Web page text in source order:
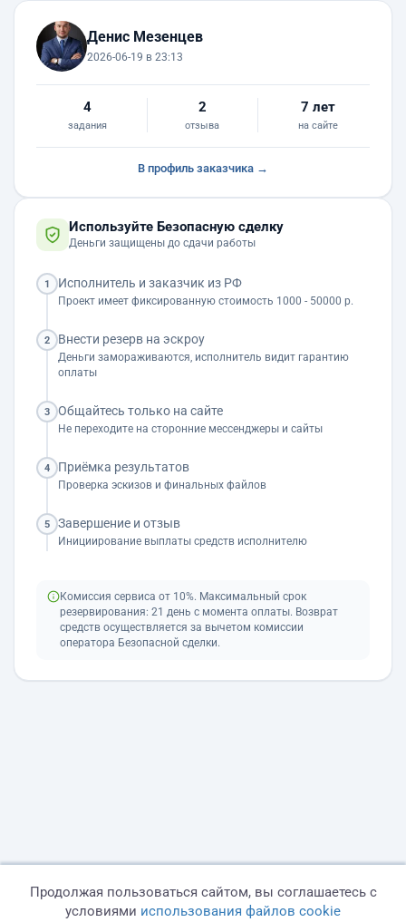
Денис Мезенцев
2026-06-19 в 23:13
4
задания
2
отзыва
7 лет
на сайте
В профиль заказчика →
Используйте Безопасную сделку
Деньги защищены до сдачи работы
1 Исполнитель и заказчик из РФ
Проект имеет фиксированную стоимость 1000 - 50000 р.
2 Внести резерв на эскроу
Деньги замораживаются, исполнитель видит гарантию
оплаты
3 Общайтесь только на сайте
Не переходите на сторонние мессенджеры и сайты
4 Приёмка результатов
Проверка эскизов и финальных файлов
5 Завершение и отзыв
Инициирование выплаты средств исполнителю
Комиссия сервиса от 10%. Максимальный срок
резервирования: 21 день с момента оплаты. Возврат
средств осуществляется за вычетом комиссии
оператора Безопасной сделки.
Продолжая пользоваться сайтом, вы соглашаетесь с
условиями использования файлов cookie